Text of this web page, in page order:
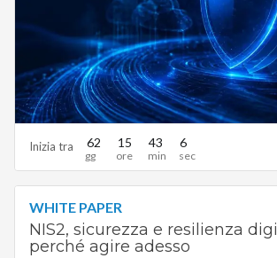
Inizia tra 62 15 43 5
WHITE PAPER
NIS2, sicurezza e resilienza
perché agire adesso